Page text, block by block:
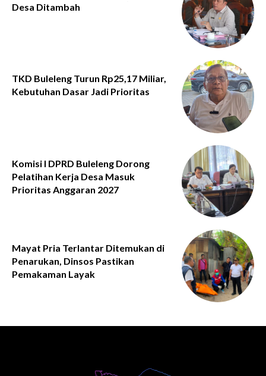
Desa Ditambah
TKD Buleleng Turun Rp25,17 Miliar,
Kebutuhan Dasar Jadi Prioritas
Komisi I DPRD Buleleng Dorong
Pelatihan Kerja Desa Masuk
Prioritas Anggaran 2027
Mayat Pria Terlantar Ditemukan di
Penarukan, Dinsos Pastikan
Pemakaman Layak